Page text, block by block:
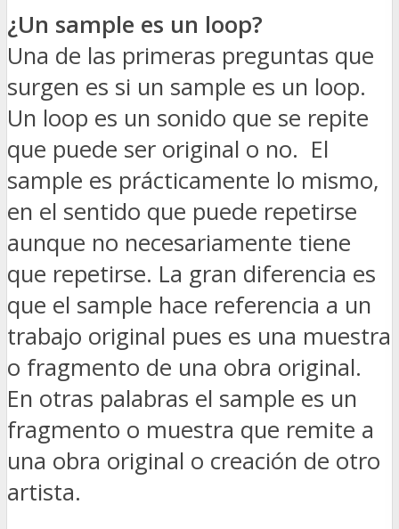
¿Un sample es un loop?
Una de las primeras preguntas que
surgen es si un sample es un loop.
Un loop es un sonido que se repite
que puede ser original o no. El
sample es prácticamente lo mismo,
en el sentido que puede repetirse
aunque no necesariamente tiene
que repetirse. La gran diferencia es
que el sample hace referencia a un
trabajo original pues es una muestra
o fragmento de una obra original.
En otras palabras el sample es un
fragmento o muestra que remite a
una obra original o creación de otro
artista.